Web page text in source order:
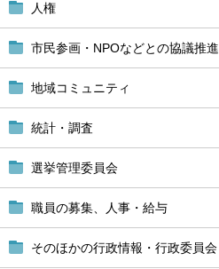
人権
市民参画・NPOなどとの協議推進
地域コミュニティ
統計・調査
選挙管理委員会
職員の募集、人事・給与
そのほかの行政情報・行政委員会